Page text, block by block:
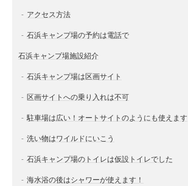
アクセス方法
石浜キャンプ場の予約は電話で
石浜キャンプ場施設紹介
石浜キャンプ場は区画サイト
区画サイトへの乗り入れは不可
駐車場は広い！オートサイトのようにも使えます
洗い物はワイルドにいこう
石浜キャンプ場のトイレは仮設トイレでした
海水浴の後はシャワーが使えます！